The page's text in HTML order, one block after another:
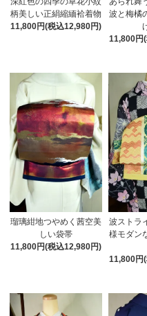
柄美しい正絹縮緬袷着物
11,800円(税込12,980円)
波と梅橘
11,800円
瑠璃紺地つやめく茜空美
しい袋帯
11,800円(税込12,980円)
波ストラ
様モダン
11,800円